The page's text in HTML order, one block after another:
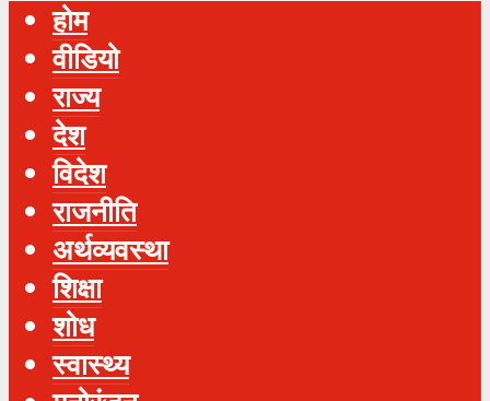
होम
वीडियो
राज्य
देश
विदेश
राजनीति
अर्थव्यवस्था
शिक्षा
शोध
स्‍वास्‍थ्‍य